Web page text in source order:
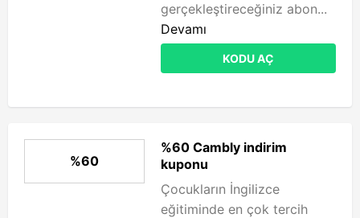
gerçekleştireceğiniz abon...
Devamı
KODU AÇ
%60
%60 Cambly indirim
kuponu
Çocukların İngilizce
eğitiminde en çok tercih